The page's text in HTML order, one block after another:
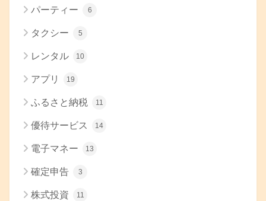
パーティー 6
タクシー 5
レンタル 10
アプリ 19
ふるさと納税 11
優待サービス 14
電子マネー 13
確定申告 3
株式投資 11